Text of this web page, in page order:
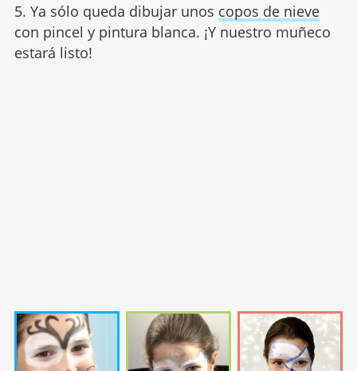
5. Ya sólo queda dibujar unos copos de nieve
con pincel y pintura blanca. ¡Y nuestro muñeco
estará listo!